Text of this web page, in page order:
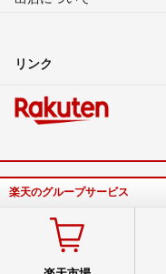
リンク
楽天のグループサービス